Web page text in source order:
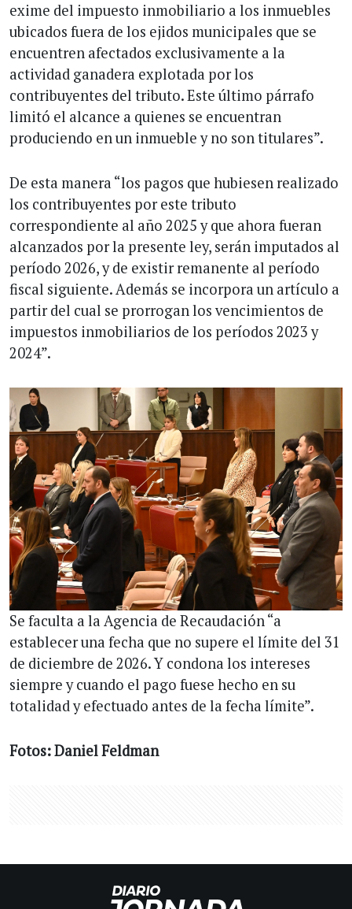
exime del impuesto inmobiliario a los inmuebles
ubicados fuera de los ejidos municipales que se
encuentren afectados exclusivamente a la
actividad ganadera explotada por los
contribuyentes del tributo. Este último párrafo
limitó el alcance a quienes se encuentran
produciendo en un inmueble y no son titulares”.
De esta manera “los pagos que hubiesen realizado
los contribuyentes por este tributo
correspondiente al año 2025 y que ahora fueran
alcanzados por la presente ley, serán imputados al
período 2026, y de existir remanente al período
fiscal siguiente. Además se incorpora un artículo a
partir del cual se prorrogan los vencimientos de
impuestos inmobiliarios de los períodos 2023 y
2024”.
Se faculta a la Agencia de Recaudación “a
establecer una fecha que no supere el límite del 31
de diciembre de 2026. Y condona los intereses
siempre y cuando el pago fuese hecho en su
totalidad y efectuado antes de la fecha límite”.
Fotos: Daniel Feldman